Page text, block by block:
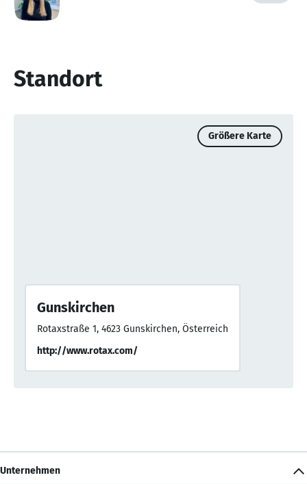
Standort
Größere Karte
Gunskirchen
Rotaxstraße 1, 4623 Gunskirchen, Österreich
http://www.rotax.com/
Unternehmen